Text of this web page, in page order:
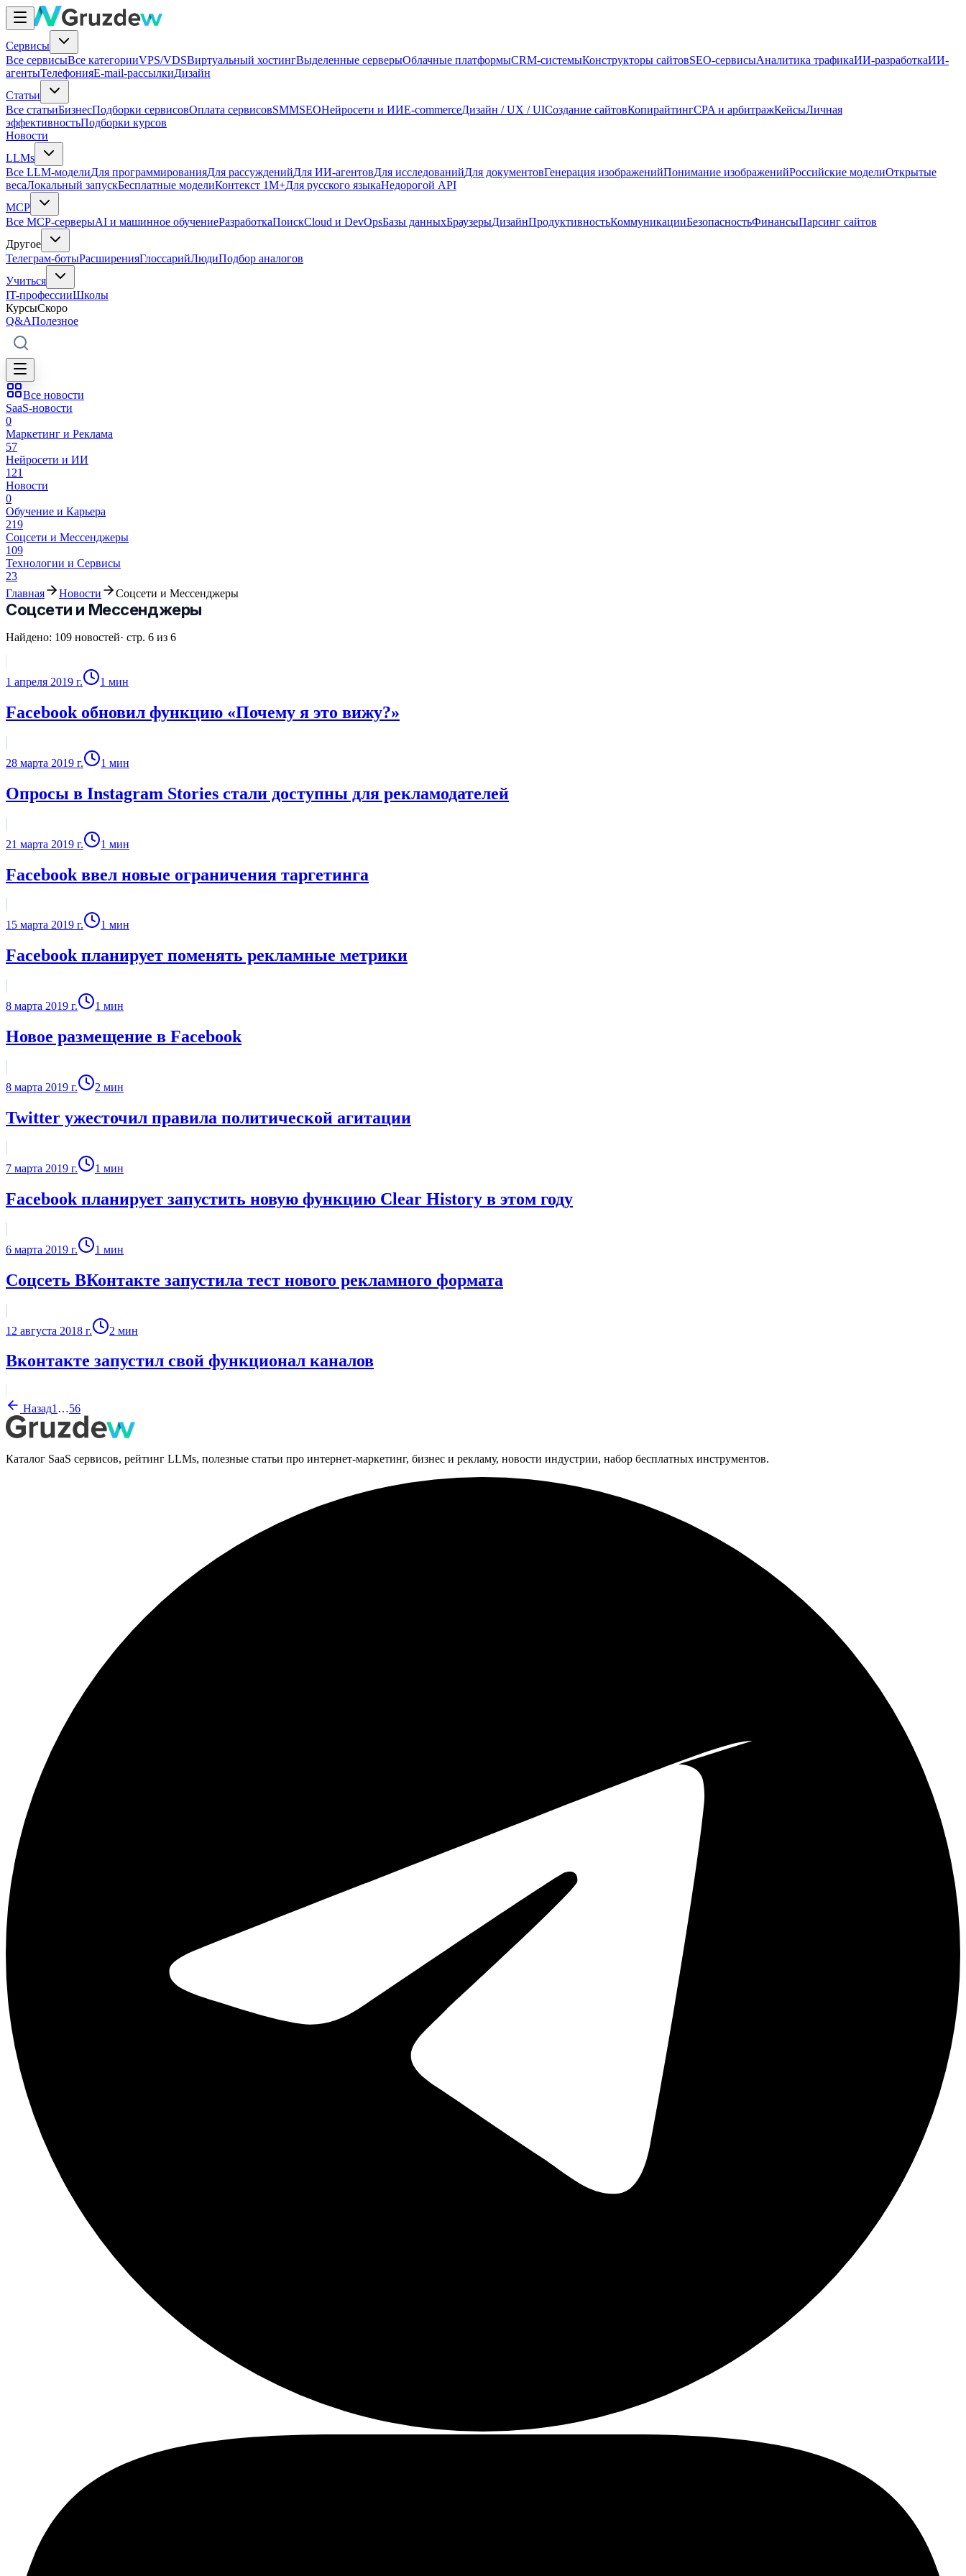
Сервисы
Все сервисыВсе категорииVPS/VDSВиртуальный хостингВыделенные серверыОблачные платформыCRM-системыКонструкторы сайтовSEO-сервисыАналитика трафикаИИ-разработкаИИ-
агентыТелефонияE-mail-рассылкиДизайн
Статьи
Все статьиБизнесПодборки сервисовОплата сервисовSMMSEOНейросети и ИИE-commerceДизайн / UX / UIСоздание сайтовКопирайтингCPA и арбитражКейсыЛичная
эффективностьПодборки курсов
Новости
LLMs
Все LLM-моделиДля программированияДля рассужденийДля ИИ-агентовДля исследованийДля документовГенерация изображенийПонимание изображенийРоссийские моделиОткрытые
весаЛокальный запускБесплатные моделиКонтекст 1M+Для русского языкаНедорогой API
MCP
Все MCP-серверыAI и машинное обучениеРазработкаПоискCloud и DevOpsБазы данныхБраузерыДизайнПродуктивностьКоммуникацииБезопасностьФинансыПарсинг сайтов
Другое
Телеграм-ботыРасширенияГлоссарийЛюдиПодбор аналогов
Учиться
IT-профессииШколы
КурсыСкоро
Q&AПолезное
Все новости
SaaS-новости
0
Маркетинг и Реклама
57
Нейросети и ИИ
121
Новости
0
Обучение и Карьера
219
Соцсети и Мессенджеры
109
Технологии и Сервисы
23
Главная
Новости Соцсети и Мессенджеры
Соцсети и Мессенджеры
Найдено: 109 новостей· стр. 6 из 6
1 апреля 2019 г. 1 мин
Facebook обновил функцию «Почему я это вижу?»
28 марта 2019 г. 1 мин
Опросы в Instagram Stories стали доступны для рекламодателей
21 марта 2019 г. 1 мин
Facebook ввел новые ограничения таргетинга
15 марта 2019 г. 1 мин
Facebook планирует поменять рекламные метрики
8 марта 2019 г. 1 мин
Новое размещение в Facebook
8 марта 2019 г. 2 мин
Twitter ужесточил правила политической агитации
7 марта 2019 г. 1 мин
Facebook планирует запустить новую функцию Clear History в этом году
6 марта 2019 г. 1 мин
Соцсеть ВКонтакте запустила тест нового рекламного формата
12 августа 2018 г. 2 мин
Вконтакте запустил свой функционал каналов
Назад1 …56
Каталог SaaS сервисов, рейтинг LLMs, полезные статьи про интернет-маркетинг, бизнес и рекламу, новости индустрии, набор бесплатных инструментов.